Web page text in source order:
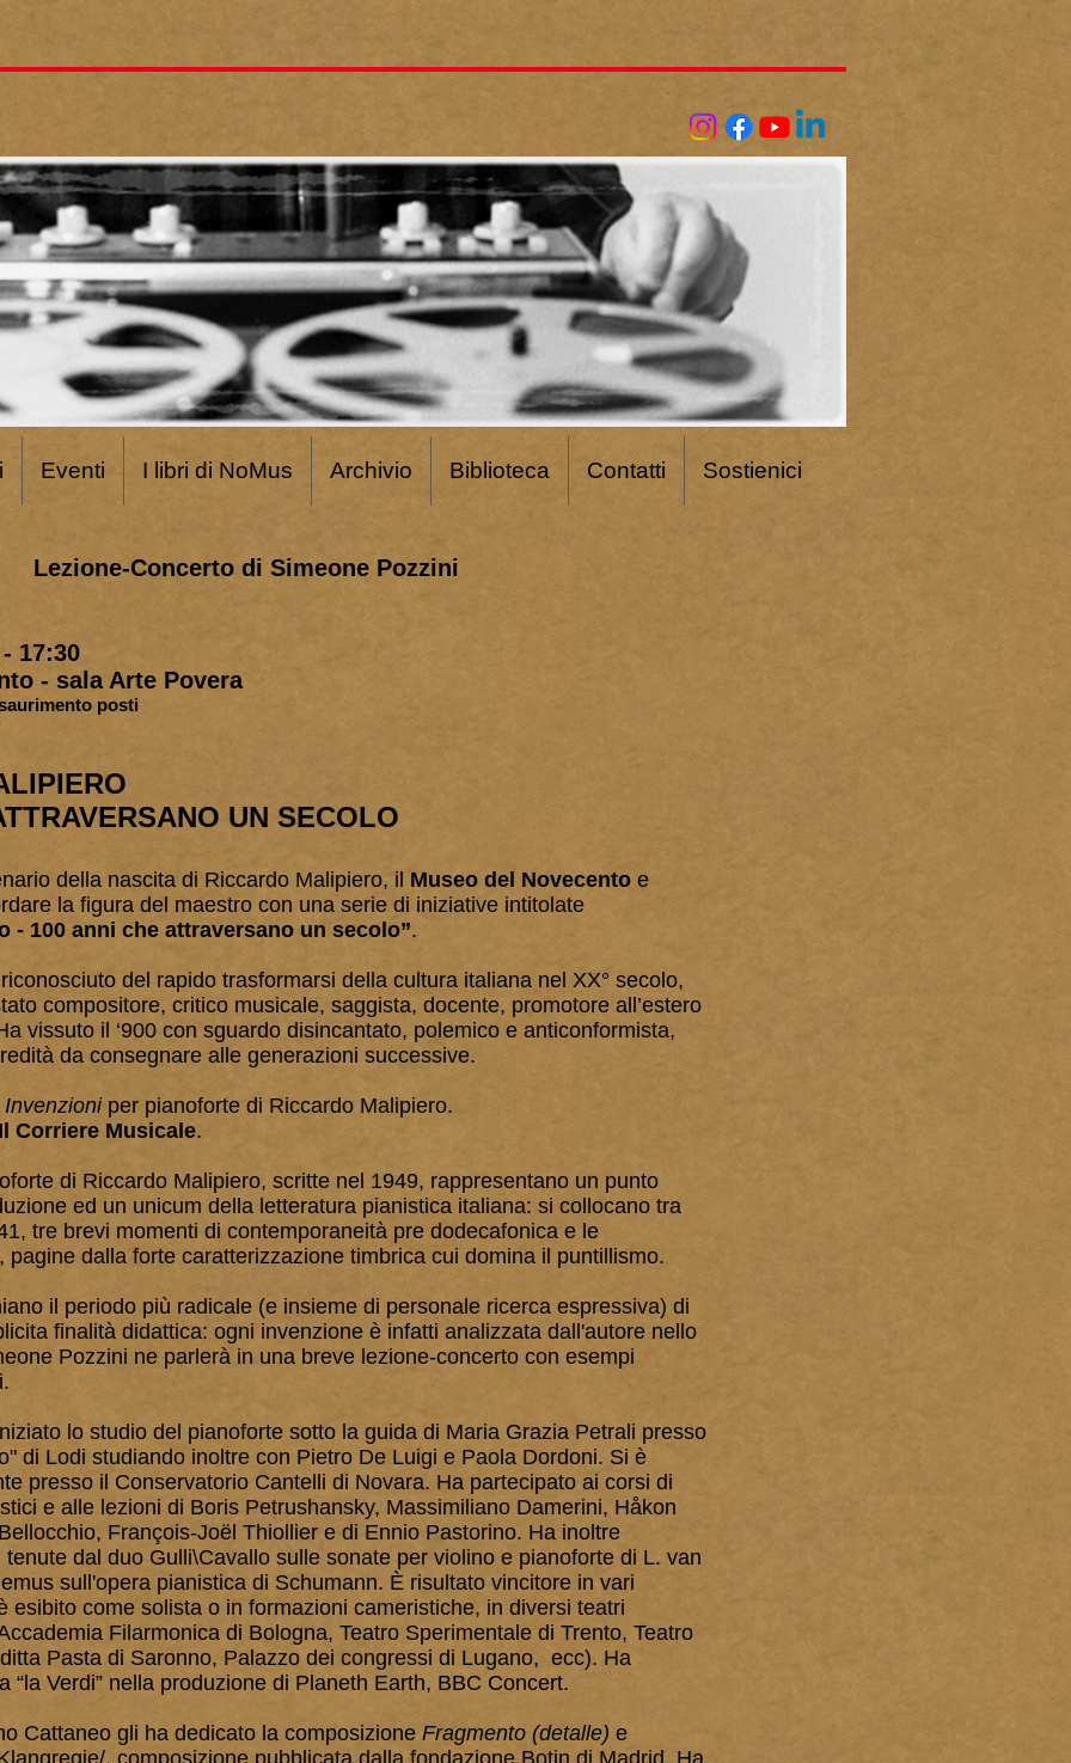
Eventi I libri di NoMus Archivio Biblioteca Contatti Sostienici
Lezione-Concerto di Simeone Pozzini
17:30
- sala Arte Povera
posti
UN SECOLO
della nascita di Riccardo Malipiero, il Museo del Novecento e
la figura del maestro con una serie di iniziative intitolate
- 100 anni che attraversano un secolo”.
del rapido trasformarsi della cultura italiana nel XX° secolo,
compositore, critico musicale, saggista, docente, promotore all’estero
vissuto il ‘900 con sguardo disincantato, polemico e anticonformista,
da consegnare alle generazioni successive.
Invenzioniper pianoforte di Riccardo Malipiero.
Il Corriere Musicale.
di Riccardo Malipiero, scritte nel 1949, rappresentano un punto
ed un unicum della letteratura pianistica italiana: si collocano tra
tre brevi momenti di contemporaneità pre dodecafonica e le
dalla forte caratterizzazione timbrica cui domina il puntillismo.
il periodo più radicale (e insieme di personale ricerca espressiva) di
finalità didattica: ogni invenzione è infatti analizzata dall'autore nello
Pozzini ne parlerà in una breve lezione-concerto con esempi
lo studio del pianoforte sotto la guida di Maria Grazia Petrali presso
di Lodi studiando inoltre con Pietro De Luigi e Paola Dordoni. Si è
presso il Conservatorio Cantelli di Novara. Ha partecipato ai corsi di
e alle lezioni di Boris Petrushansky, Massimiliano Damerini, Håkon
François-Joël Thiollier e di Ennio Pastorino. Ha inoltre
dal duo Gulli\Cavallo sulle sonate per violino e pianoforte di L. van
sull'opera pianistica di Schumann. È risultato vincitore in vari
esibito come solista o in formazioni cameristiche, in diversi teatri
Filarmonica di Bologna, Teatro Sperimentale di Trento, Teatro
Pasta di Saronno, Palazzo dei congressi di Lugano, ecc). Ha
“la Verdi” nella produzione di Planeth Earth, BBC Concert.
Cattaneo gli ha dedicato la composizione Fragmento (detalle) e
, composizione pubblicata dalla fondazione Botin di Madrid. Ha